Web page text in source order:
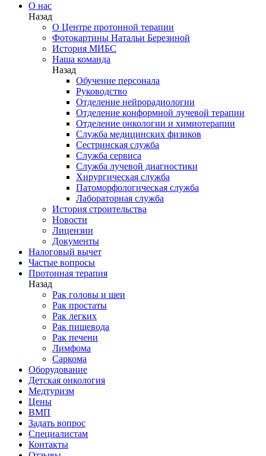
О нас
Назад
О Центре протонной терапии
Фотокартины Натальи Березиной
История МИБС
Наша команда
Назад
Обучение персонала
Руководство
Отделение нейрорадиологии
Отделение конформной лучевой терапии
Отделение онкологии и химиотерапии
Служба медицинских физиков
Сестринская служба
Служба сервиса
Служба лучевой диагностики
Хирургическая служба
Патоморфологическая служба
Лабораторная служба
История строительства
Новости
Лицензии
Документы
Налоговый вычет
Частые вопросы
Протонная терапия
Назад
Рак головы и шеи
Рак простаты
Рак легких
Рак пищевода
Рак печени
Лимфома
Саркома
Оборудование
Детская онкология
Медтуризм
Цены
ВМП
Задать вопрос
Специалистам
Контакты